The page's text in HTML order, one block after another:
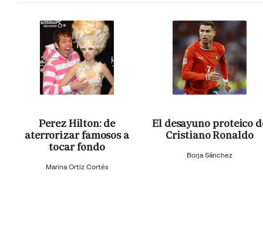
Perez Hilton: de
aterrorizar famosos a
tocar fondo
Marina Ortiz Cortés
El desayuno proteico
Cristiano Ronaldo
Borja Sánchez